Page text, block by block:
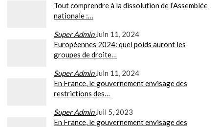
Tout comprendre à la dissolution de l’Assemblée
nationale :…
Super Admin Juin 11, 2024
Européennes 2024: quel poids auront les
groupes de droite…
Super Admin Juin 11, 2024
En France, le gouvernement envisage des
restrictions des…
Super Admin Juil 5, 2023
En France, le gouvernement envisage des